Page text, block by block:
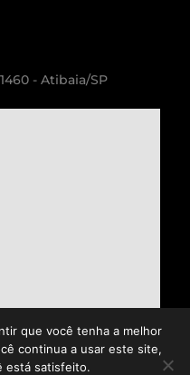
- Atibaia/SP
que você tenha a melhor
continua a usar este site,
está satisfeito.